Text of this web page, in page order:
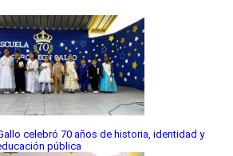
celebró 70 años de historia, identidad y
pública